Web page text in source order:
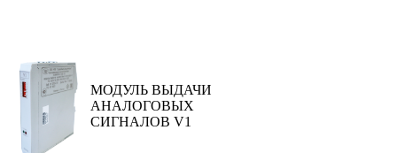
МОДУЛЬ ВЫДАЧИ
АНАЛОГОВЫХ
СИГНАЛОВ V1